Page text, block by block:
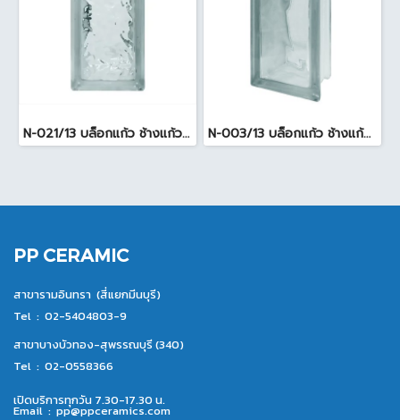
N-021/13 บล็อกแก้ว ช้างแก้ว WOW แก้วประดับฟ้า ( 24X11.5X8cm ) N-003/13 บล็อกแก้ว ช้างแก้ว WOW พริ้วแก้ว ( 24x11.5x8cm )
PP CERAMIC
สาขารามอินทรา (สี่แยกมีนบุรี)
Tel : 02-5404803-9
สาขาบางบัวทอง-สุพรรณบุรี (340)
Tel : 02-0558366
เปิดบริการทุกวัน 7.30-17.30 น.
Email : pp@ppceramics.com